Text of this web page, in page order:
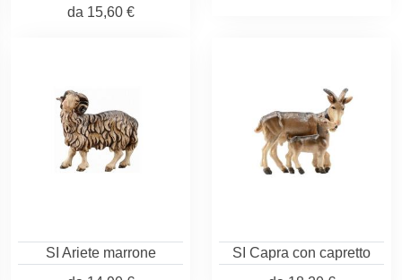
da 15,60 €
SI Ariete marrone
SI Capra con capretto